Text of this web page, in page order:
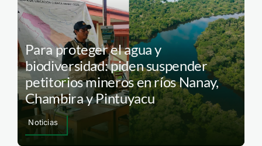
Para proteger el agua y
biodiversidad: piden suspender
petitorios mineros en ríos Nanay,
Chambira y Pintuyacu
Noticias